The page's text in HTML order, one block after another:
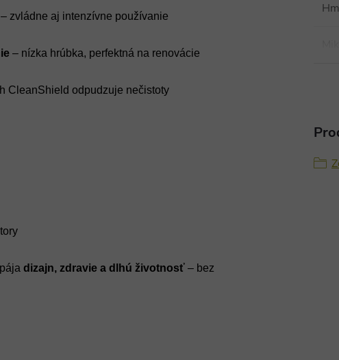
– zvládne aj intenzívne používanie
– nízka hrúbka, perfektná na renovácie
CleanShield odpudzuje nečistoty
dizajn, zdravie a dlhú životnosť – bez